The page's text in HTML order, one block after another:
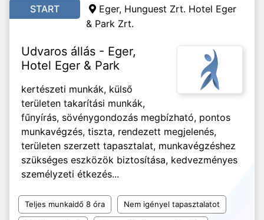
START
Eger, Hunguest Zrt. Hotel Eger
& Park Zrt.
Udvaros állás - Eger,
Hotel Eger & Park
kertészeti munkák, külső
területen takarítási munkák,
fűnyírás, sövénygondozás megbízható, pontos
munkavégzés, tiszta, rendezett megjelenés,
területen szerzett tapasztalat, munkavégzéshez
szükséges eszközök biztosítása, kedvezményes
személyzeti étkezés...
Teljes munkaidő 8 óra Nem igényel tapasztalatot